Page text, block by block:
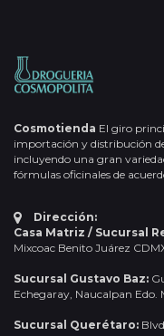
Cosmotienda El giro
importación y distribución
incluyendo una gran
fórmulas oficinales de
Dirección:
Casa Matriz / Sucursal
Mixcoac Benito Juárez
Sucursal Gustavo Baz:
Echegaray, Naucalpan Edo.
Sucursal Querétaro: